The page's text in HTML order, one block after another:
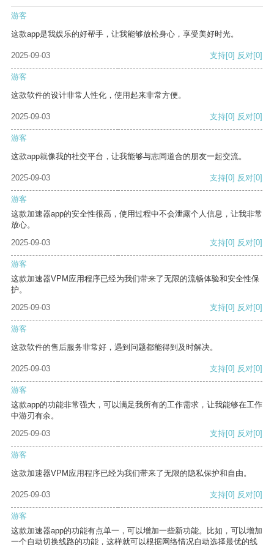
游客
这款app是我娱乐的好帮手，让我能够放松身心，享受美好时光。
2025-09-03 支持[0] 反对[0]
游客
这款软件的设计非常人性化，使用起来非常方便。
2025-09-03 支持[0] 反对[0]
游客
这款app就像我的社交平台，让我能够与志同道合的朋友一起交流。
2025-09-03 支持[0] 反对[0]
游客
这款加速器app的安全性很高，使用过程中不会泄露个人信息，让我非常
放心。
2025-09-03
支持[0] 反对[0]
游客
这款加速器VPM应用程序已经为我们带来了无限的流畅体验和安全性保
护。
2025-09-03
支持[0] 反对[0]
游客
这款软件的售后服务非常好，遇到问题都能得到及时解决。
2025-09-03 支持[0] 反对[0]
游客
这款app的功能非常强大，可以满足我所有的工作需求，让我能够在工作
中游刃有余。
2025-09-03
支持[0] 反对[0]
游客
这款加速器VPM应用程序已经为我们带来了无限的隐私保护和自由。
2025-09-03 支持[0] 反对[0]
游客
这款加速器app的功能有点单一，可以增加一些新功能。比如，可以增加
一个自动切换线路的功能，这样就可以根据网络情况自动选择最优的线